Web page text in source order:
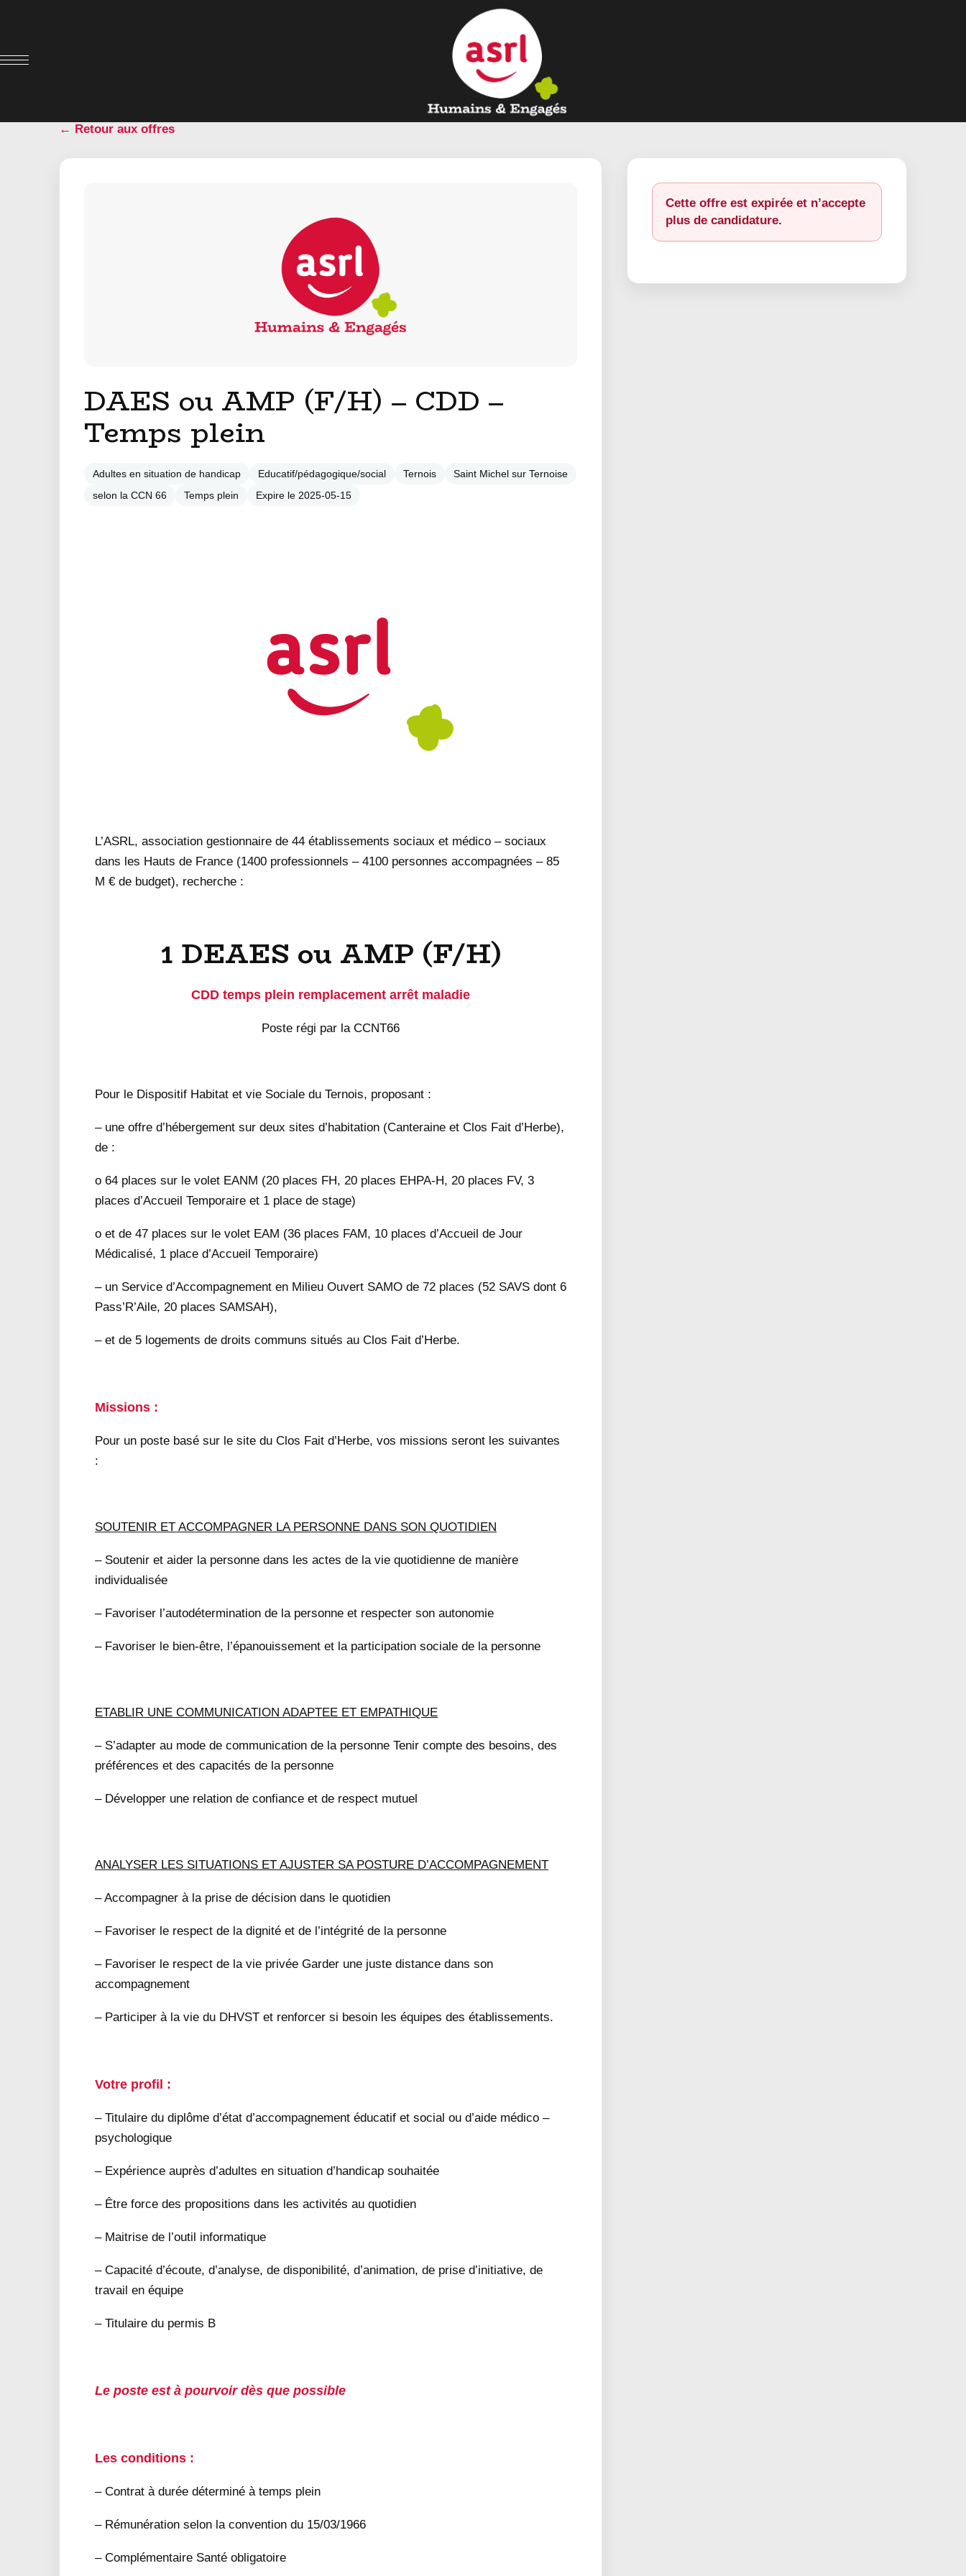
← Retour aux offres
DAES ou AMP (F/H) – CDD –
Temps plein
Adultes en situation de handicap Educatif/pédagogique/social Ternois
Saint Michel sur Ternoise
selon la CCN 66
Temps plein Expire le 2025-05-15
L’ASRL, association gestionnaire de 44 établissements sociaux et médico – sociaux
dans les Hauts de France (1400 professionnels – 4100 personnes accompagnées – 85
M € de budget), recherche :
1 DEAES ou AMP (F/H)
CDD temps plein remplacement arrêt maladie
Poste régi par la CCNT66
Pour le Dispositif Habitat et vie Sociale du Ternois, proposant :
– une offre d’hébergement sur deux sites d’habitation (Canteraine et Clos Fait d’Herbe),
de :
o 64 places sur le volet EANM (20 places FH, 20 places EHPA-H, 20 places FV, 3
places d’Accueil Temporaire et 1 place de stage)
o et de 47 places sur le volet EAM (36 places FAM, 10 places d’Accueil de Jour
Médicalisé, 1 place d’Accueil Temporaire)
– un Service d’Accompagnement en Milieu Ouvert SAMO de 72 places (52 SAVS dont 6
Pass’R’Aile, 20 places SAMSAH),
– et de 5 logements de droits communs situés au Clos Fait d’Herbe.
Missions :
Pour un poste basé sur le site du Clos Fait d’Herbe, vos missions seront les suivantes
:
SOUTENIR ET ACCOMPAGNER LA PERSONNE DANS SON QUOTIDIEN
– Soutenir et aider la personne dans les actes de la vie quotidienne de manière
individualisée
– Favoriser l’autodétermination de la personne et respecter son autonomie
– Favoriser le bien-être, l’épanouissement et la participation sociale de la personne
ETABLIR UNE COMMUNICATION ADAPTEE ET EMPATHIQUE
– S’adapter au mode de communication de la personne Tenir compte des besoins, des
préférences et des capacités de la personne
– Développer une relation de confiance et de respect mutuel
ANALYSER LES SITUATIONS ET AJUSTER SA POSTURE D’ACCOMPAGNEMENT
– Accompagner à la prise de décision dans le quotidien
– Favoriser le respect de la dignité et de l’intégrité de la personne
– Favoriser le respect de la vie privée Garder une juste distance dans son
accompagnement
– Participer à la vie du DHVST et renforcer si besoin les équipes des établissements.
Votre profil :
– Titulaire du diplôme d’état d’accompagnement éducatif et social ou d’aide médico –
psychologique
– Expérience auprès d’adultes en situation d’handicap souhaitée
– Être force des propositions dans les activités au quotidien
– Maitrise de l’outil informatique
– Capacité d’écoute, d’analyse, de disponibilité, d’animation, de prise d’initiative, de
travail en équipe
– Titulaire du permis B
Le poste est à pourvoir dès que possible
Les conditions :
– Contrat à durée déterminé à temps plein
– Rémunération selon la convention du 15/03/1966
– Complémentaire Santé obligatoire
Cette offre est expirée et n’accepte
plus de candidature.